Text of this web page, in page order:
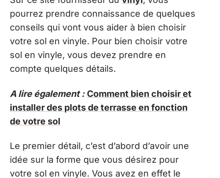
pourrez prendre connaissance de quelques
conseils qui vont vous aider à bien choisir
votre sol en vinyle. Pour bien choisir votre
sol en vinyle, vous devez prendre en
compte quelques détails.
A lire également : Comment bien choisir et
installer des plots de terrasse en fonction
de votre sol
Le premier détail, c’est d’abord d’avoir une
idée sur la forme que vous désirez pour
votre sol en vinyle. Vous avez en effet le